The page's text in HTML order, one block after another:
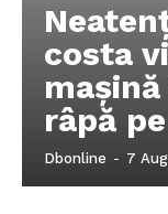
costa
râpă
Dbonline - 7